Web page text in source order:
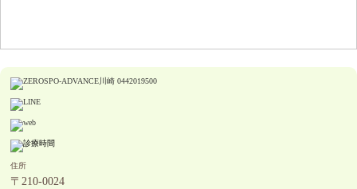
住所
〒210-0024